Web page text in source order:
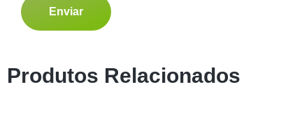
Produtos Relacionados